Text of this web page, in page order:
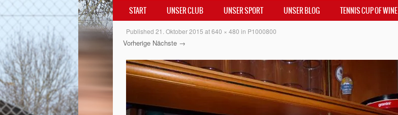
MENÜ
SKIP TO CONTENT
START UNSER CLUB UNSER SPORT UNSER BLOG TENNIS CUP OF WINE
Published 21. Oktober 2015 at640 × 480 in P1000800
Vorherige Nächste →